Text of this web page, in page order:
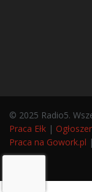
© 2025 Radio5.
Praca Ełk |
Praca na Gowork.pl |